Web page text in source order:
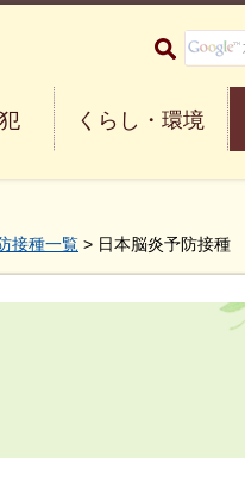
Minoh City
くらし・環境
接種一覧 > 日本脳炎予防接種